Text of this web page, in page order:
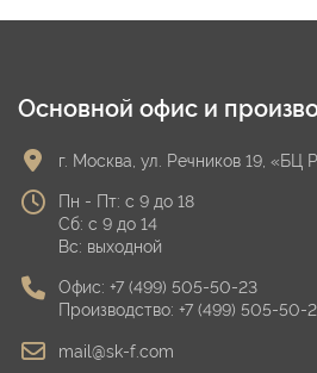
Основной офис и
г. Москва, ул. Речников 19,
Пн - Пт: с 9 до 18
Сб: с 9 до 14
Вс: выходной
Офис: +7 (499) 505-50-23
Производство: +7 (499) 505-50-
mail@sk-f.com